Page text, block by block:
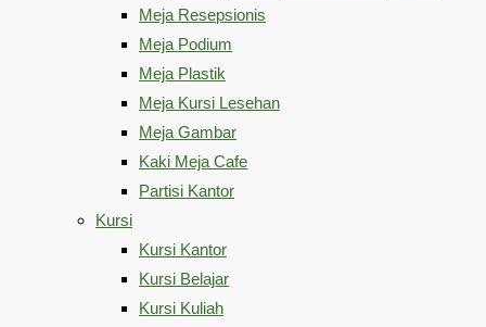
Meja Resepsionis
Meja Podium
Meja Plastik
Meja Kursi Lesehan
Meja Gambar
Kaki Meja Cafe
Partisi Kantor
Kursi
Kursi Kantor
Kursi Belajar
Kursi Kuliah